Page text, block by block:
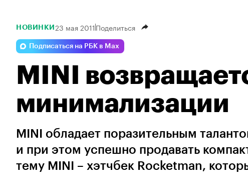
НОВИНКИ 23 мая 2011Поделиться
Подписаться на РБК в Max
MINI
минимализации
MINI обладает поразительным
и при этом успешно продавать
тему MINI – хэтчбек Rocketman,